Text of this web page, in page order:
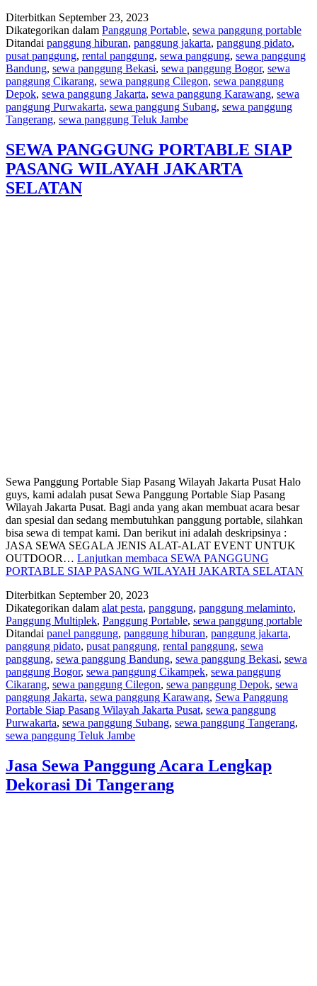
Diterbitkan September 23, 2023
Dikategorikan dalam Panggung Portable, sewa panggung portable
Ditandai panggung hiburan, panggung jakarta, panggung pidato,
pusat panggung, rental panggung, sewa panggung, sewa panggung
Bandung, sewa panggung Bekasi, sewa panggung Bogor, sewa
panggung Cikarang, sewa panggung Cilegon, sewa panggung
Depok, sewa panggung Jakarta, sewa panggung Karawang, sewa
panggung Purwakarta, sewa panggung Subang, sewa panggung
Tangerang, sewa panggung Teluk Jambe
SEWA PANGGUNG PORTABLE SIAP
PASANG WILAYAH JAKARTA
SELATAN
Sewa Panggung Portable Siap Pasang Wilayah Jakarta Pusat Halo
guys, kami adalah pusat Sewa Panggung Portable Siap Pasang
Wilayah Jakarta Pusat. Bagi anda yang akan membuat acara besar
dan spesial dan sedang membutuhkan panggung portable, silahkan
bisa sewa di tempat kami. Dan berikut ini adalah deskripsinya :
JASA SEWA SEGALA JENIS ALAT-ALAT EVENT UNTUK
OUTDOOR… Lanjutkan membaca SEWA PANGGUNG
PORTABLE SIAP PASANG WILAYAH JAKARTA SELATAN
Diterbitkan September 20, 2023
Dikategorikan dalam alat pesta, panggung, panggung melaminto,
Panggung Multiplek, Panggung Portable, sewa panggung portable
Ditandai panel panggung, panggung hiburan, panggung jakarta,
panggung pidato, pusat panggung, rental panggung, sewa
panggung, sewa panggung Bandung, sewa panggung Bekasi, sewa
panggung Bogor, sewa panggung Cikampek, sewa panggung
Cikarang, sewa panggung Cilegon, sewa panggung Depok, sewa
panggung Jakarta, sewa panggung Karawang, Sewa Panggung
Portable Siap Pasang Wilayah Jakarta Pusat, sewa panggung
Purwakarta, sewa panggung Subang, sewa panggung Tangerang,
sewa panggung Teluk Jambe
Jasa Sewa Panggung Acara Lengkap
Dekorasi Di Tangerang